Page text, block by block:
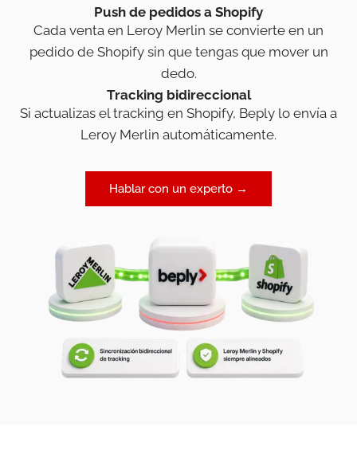
Push de pedidos a Shopify
Cada venta en Leroy Merlin se convierte en un
pedido de Shopify sin que tengas que mover un
dedo.
Tracking bidireccional
Si actualizas el tracking en Shopify, Beply lo envía a
Leroy Merlin automáticamente.
Hablar con un experto →